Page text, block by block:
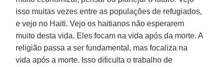
isso muitas vezes entre as populações de refugiados,
e vejo no Haiti. Vejo os haitianos não esperarem
muito desta vida. Eles focam na vida após da morte. A
religião passa a ser fundamental, mas focaliza na
vida após a morte. Isso dificulta o trabalho de